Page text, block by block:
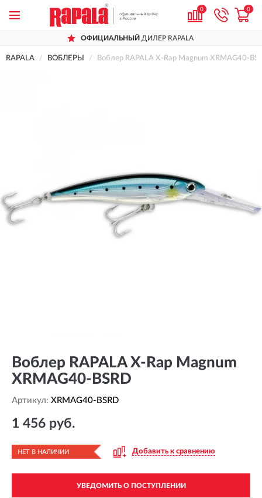
0 0
ОФИЦИАЛЬНЫЙ ДИЛЕР RAPALA
RAPALA ВОБЛЕРЫ Воблер RAPALA X-Rap Magnum XRMAG40-
Воблер RAPALA X-Rap Magnum
XRMAG40-BSRD
Артикул: XRMAG40-BSRD
1 456 руб.
НЕТ В НАЛИЧИИ Добавить к сравнению
УВЕДОМИТЬ О ПОСТУПЛЕНИИ